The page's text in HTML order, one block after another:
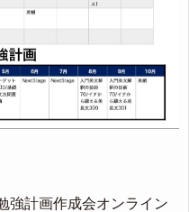
強計画作成会オンライン